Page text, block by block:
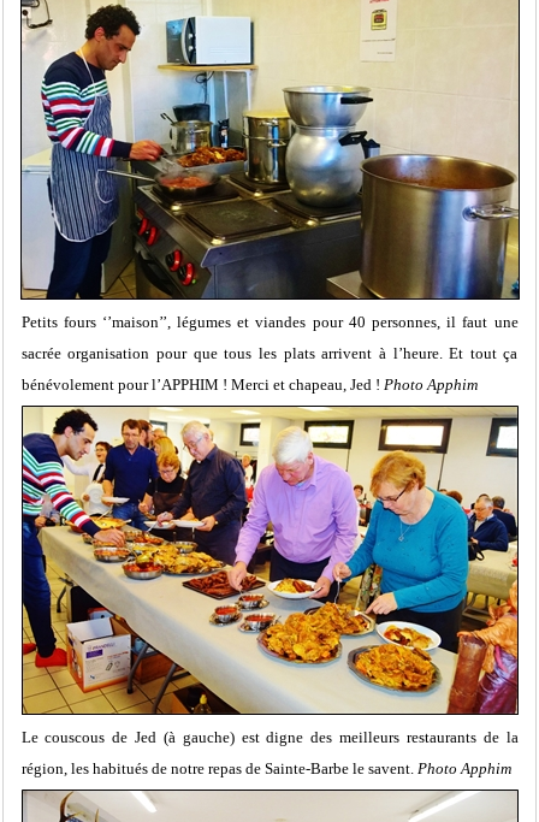
Petits fours ‘’maison’’, légumes et viandes pour 40 personnes, il faut une
sacrée organisation pour que tous les plats arrivent à l’heure. Et tout ça
bénévolement pour l’APPHIM ! Merci et chapeau, Jed ! Photo Apphim
Le couscous de Jed (à gauche) est digne des meilleurs restaurants de la
région, les habitués de notre repas de Sainte-Barbe le savent. Photo Apphim